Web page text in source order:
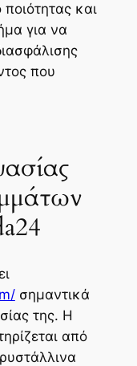
και
για να
που
σημαντικά
της. Η
από